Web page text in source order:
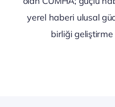
yerel haberi ulusal
birliği geliştirme